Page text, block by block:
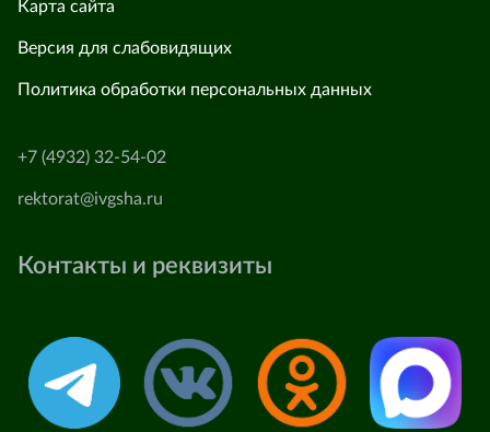
Карта сайта
Версия для слабовидящих
Политика обработки персональных данных
+7 (4932) 32-54-02
rektorat@ivgsha.ru
Контакты и реквизиты